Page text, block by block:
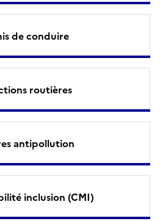
de conduire
routières
antipollution
inclusion (CMI)